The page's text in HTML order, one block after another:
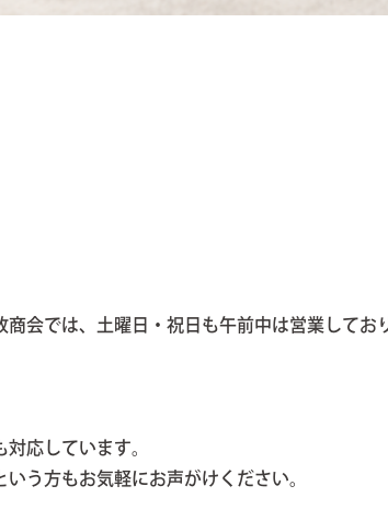
会では、土曜日・祝日も午前中は営業してお
応しています。
う方もお気軽にお声がけください。